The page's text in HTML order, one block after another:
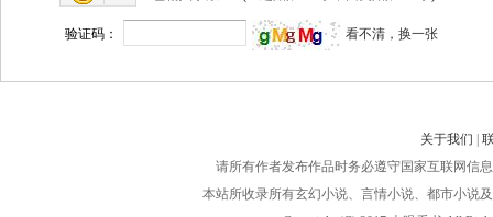
验证码： 看不清，换一张
关于我们
请所有作者发布作品时务必遵守国家互联网信
本站所收录所有玄幻小说、言情小说、都市小说